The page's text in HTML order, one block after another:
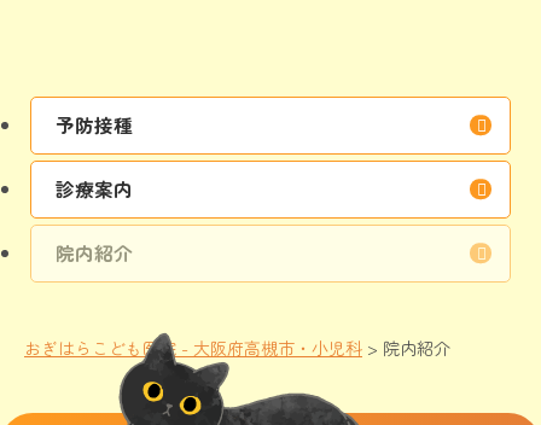
予防接種
診療案内
院内紹介
おぎはらこども医院 - 大阪府高槻市・小児科 > 院内紹介